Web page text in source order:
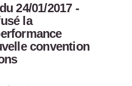
24/01/2017 -
la
convention